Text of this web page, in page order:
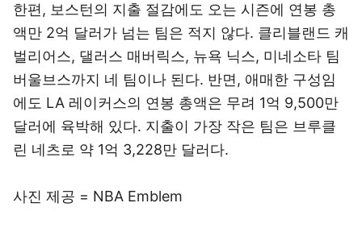
한편, 보스턴의 지출 절감에도 오는 시즌에 연봉 총
액만 2억 달러가 넘는 팀은 적지 않다. 클리블랜드 캐
벌리어스, 댈러스 매버릭스, 뉴욕 닉스, 미네소타 팀
버울브스까지 네 팀이나 된다. 반면, 애매한 구성임
에도 LA 레이커스의 연봉 총액은 무려 1억 9,500만
달러에 육박해 있다. 지출이 가장 작은 팀은 브루클
린 네츠로 약 1억 3,228만 달러다.
사진 제공 = NBA Emblem